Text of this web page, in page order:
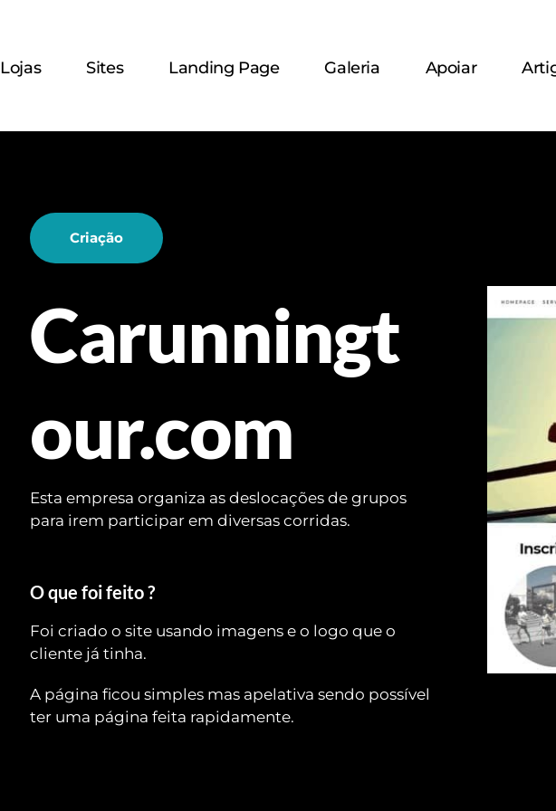
Lojas Sites Landing Page Galeria Apoiar
Criação
Carunningt
our.com
Esta empresa organiza as deslocações de grupos
para irem participar em diversas corridas.
O que foi feito ?
Foi criado o site usando imagens e o logo que o
cliente já tinha.
A página ficou simples mas apelativa sendo possível
ter uma página feita rapidamente.